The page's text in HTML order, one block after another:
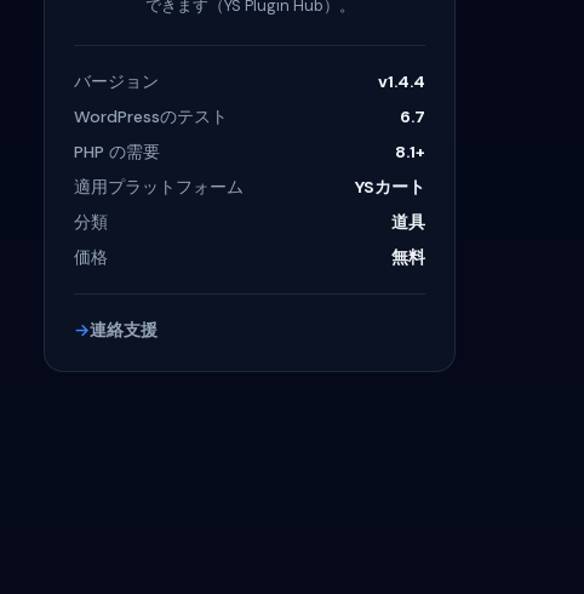
できます（YS Plugin Hub）。
バージョン
v1.4.4
WordPressのテスト
6.7
PHP の需要
8.1+
適用プラットフォーム
YSカート
分類
道具
価格
無料
連絡支援